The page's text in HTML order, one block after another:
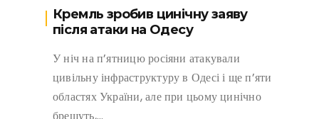
Кремль зробив цинічну заяву
після атаки на Одесу
У ніч на п’ятницю росіяни атакували
цивільну інфраструктуру в Одесі і ще п’яти
областях України, але при цьому цинічно
брешуть,…